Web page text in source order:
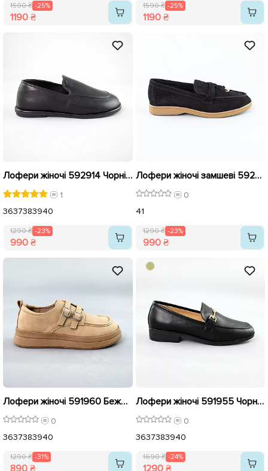
1590 ₴ -25%
1190 ₴
1590 ₴ -25%
1190 ₴
Лофери жіночі 592914 Чорні розпродаж
1
3637383940
1290 ₴ -23%
990 ₴
Лофери жіночі замшеві 592673 Чорні розпродаж
0
41
1290 ₴ -23%
990 ₴
Лофери жіночі 591960 Бежеві розпродаж
0
3637383940
1290 ₴ -31%
890 ₴
Лофери жіночі 591955 Чорні розпродаж
0
3637383940
1690 ₴ -24%
1290 ₴